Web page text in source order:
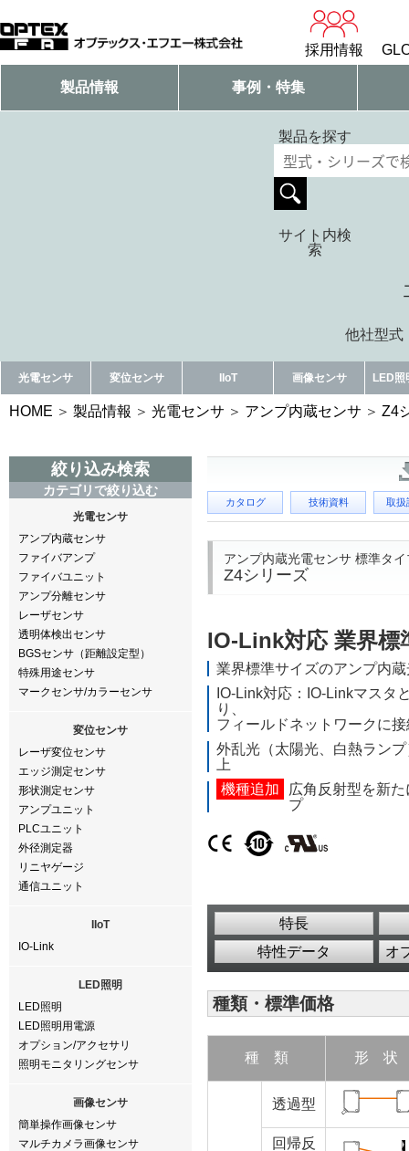
採用情報
製品情報 事例・特集
製品を探す
サイト内検
索
他社型式
光電センサ 変位センサ IIoT 画像センサ LED照
HOME 製品情報 光電センサ アンプ内蔵センサ Z4
絞り込み検索
カテゴリで絞り込む
光電センサ
アンプ内蔵センサ
ファイバアンプ
ファイバユニット
アンプ分離センサ
レーザセンサ
透明体検出センサ
BGSセンサ（距離設定型）
特殊用途センサ
マークセンサ/カラーセンサ
変位センサ
レーザ変位センサ
エッジ測定センサ
形状測定センサ
アンプユニット
PLCユニット
外径測定器
リニヤゲージ
通信ユニット
IIoT
IO-Link
LED照明
LED照明
LED照明用電源
オプション/アクセサリ
照明モニタリングセンサ
画像センサ
簡単操作画像センサ
マルチカメラ画像センサ
カタログ 技術資料 取扱
アンプ内蔵光電センサ 標準タイ
Z4シリーズ
IO-Link対応 業界標
業界標準サイズのアンプ内
IO-Link対応：IO-Linkマスタ
り、
フィールドネットワークに
外乱光（太陽光、白熱ラン
上
機種追加
広角反射型を新
プ
特長
特性データ
オ
種類・標準価格
種 類 形 状
透過型
回帰反